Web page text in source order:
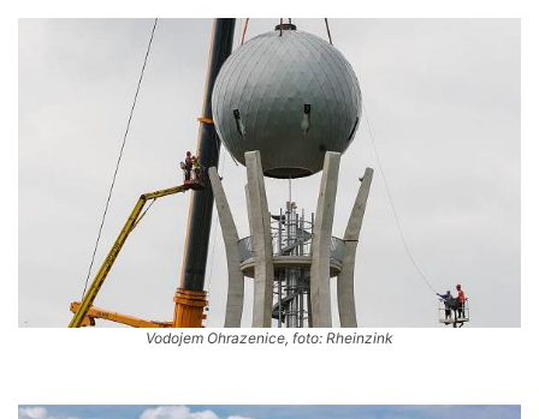
Vodojem Ohrazenice, foto: Rheinzink